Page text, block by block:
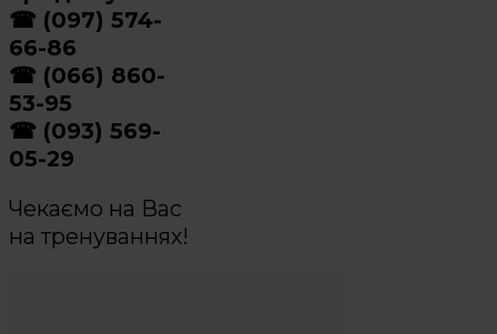
☎ (097) 574-
66-86
☎ (066) 860-
53-95
☎ (093) 569-
05-29
Чекаємо на Вас
на тренуваннях!